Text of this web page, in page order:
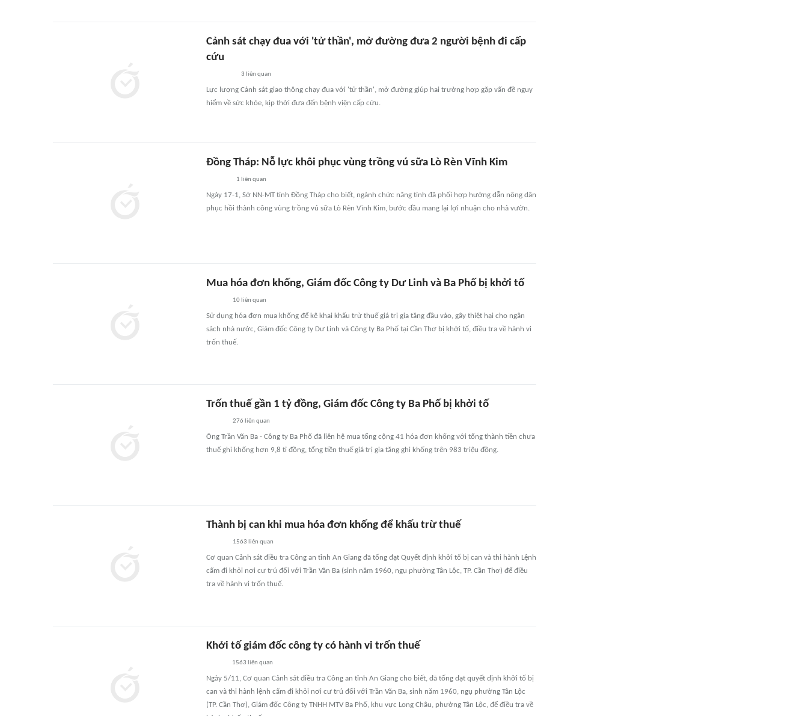
Cảnh sát chạy đua với 'tử thần', mở đường đưa 2 người bệnh đi cấp
cứu
3 liên quan
Lực lượng Cảnh sát giao thông chạy đua với 'tử thần', mở đường giúp hai trường hợp gặp vấn đề nguy
hiểm về sức khỏe, kịp thời đưa đến bệnh viện cấp cứu.
Đồng Tháp: Nỗ lực khôi phục vùng trồng vú sữa Lò Rèn Vĩnh Kim
1 liên quan
Ngày 17-1, Sở NN-MT tỉnh Đồng Tháp cho biết, ngành chức năng tỉnh đã phối hợp hướng dẫn nông dân
phục hồi thành công vùng trồng vú sữa Lò Rèn Vĩnh Kim, bước đầu mang lại lợi nhuận cho nhà vườn.
Mua hóa đơn khống, Giám đốc Công ty Dư Linh và Ba Phố bị khởi tố
10liên quan
Sử dụng hóa đơn mua khống để kê khai khấu trừ thuế giá trị gia tăng đầu vào, gây thiệt hại cho ngân
sách nhà nước, Giám đốc Công ty Dư Linh và Công ty Ba Phố tại Cần Thơ bị khởi tố, điều tra về hành vi
trốn thuế.
Trốn thuế gần 1 tỷ đồng, Giám đốc Công ty Ba Phố bị khởi tố
276 liên quan
Ông Trần Văn Ba - Công ty Ba Phố đã liên hệ mua tổng cộng 41 hóa đơn khống với tổng thành tiền chưa
thuế ghi khống hơn 9,8 tỉ đồng, tổng tiền thuế giá trị gia tăng ghi khống trên 983 triệu đồng.
Thành bị can khi mua hóa đơn khống để khấu trừ thuế
1563 liên quan
Cơ quan Cảnh sát điều tra Công an tỉnh An Giang đã tống đạt Quyết định khởi tố bị can và thi hành Lệnh
cấm đi khỏi nơi cư trú đối với Trần Văn Ba (sinh năm 1960, ngụ phường Tân Lộc, TP. Cần Thơ) để điều
tra về hành vi trốn thuế.
Khởi tố giám đốc công ty có hành vi trốn thuế
1563 liên quan
Ngày 5/11, Cơ quan Cảnh sát điều tra Công an tỉnh An Giang cho biết, đã tống đạt quyết định khởi tố bị
can và thi hành lệnh cấm đi khỏi nơi cư trú đối với Trần Văn Ba, sinh năm 1960, ngụ phường Tân Lộc
(TP. Cần Thơ), Giám đốc Công ty TNHH MTV Ba Phố, khu vực Long Châu, phường Tân Lộc, để điều tra về